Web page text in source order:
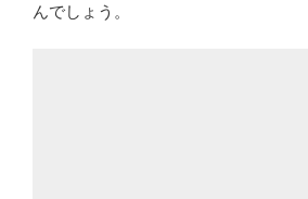
んでしょう。